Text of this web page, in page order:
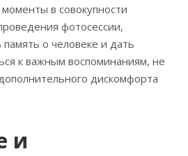
в совокупности
фотосессии,
о человеке и дать
к важным воспоминаниям, не
дискомфорта
и